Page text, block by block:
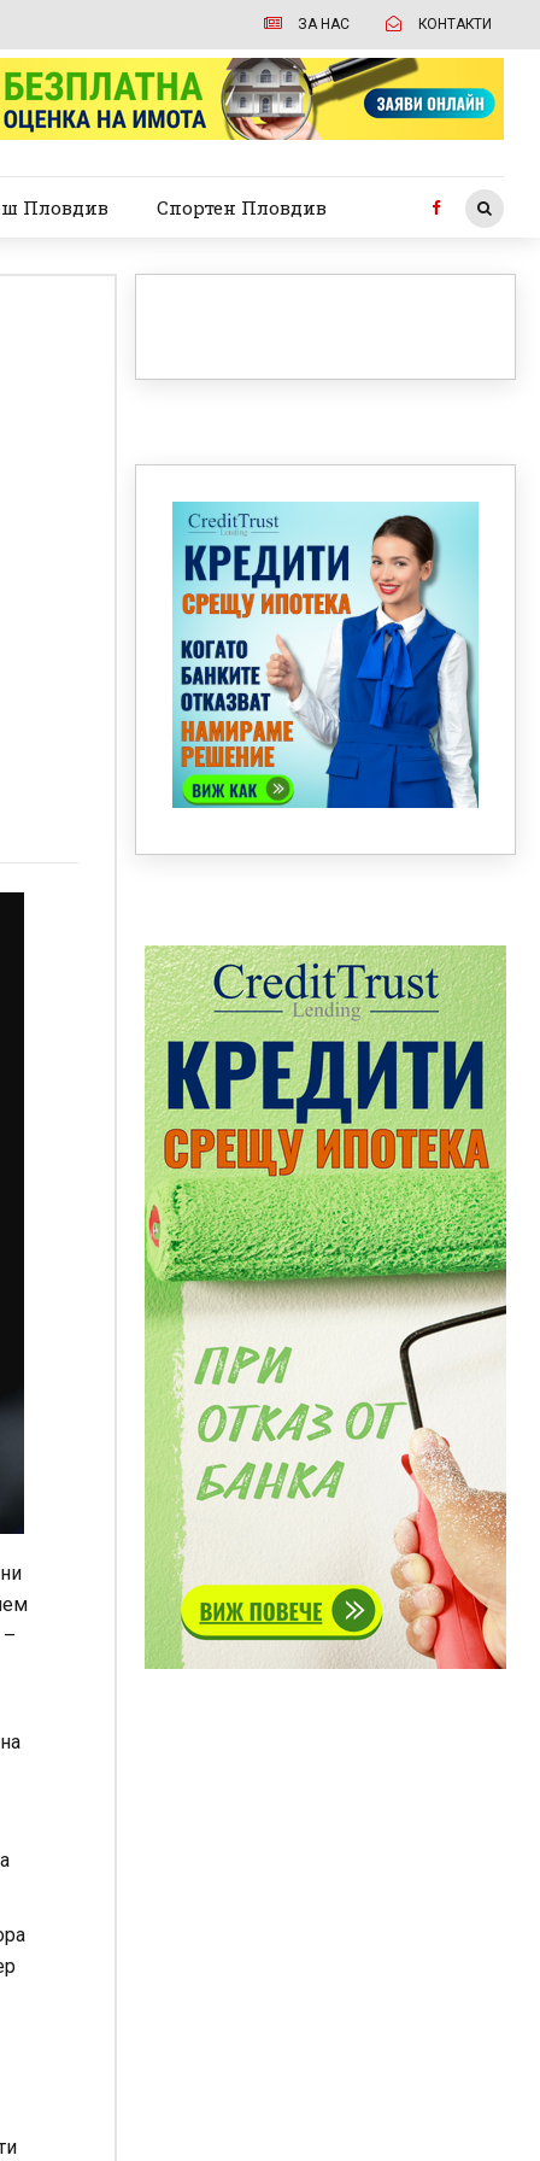
ЗА НАС КОНТАКТИ
Пловдив Спортен Пловдив
–